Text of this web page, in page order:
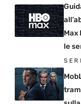
Max
le